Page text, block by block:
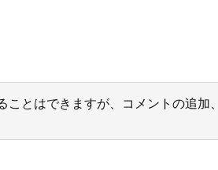
とはできますが、コメントの追加